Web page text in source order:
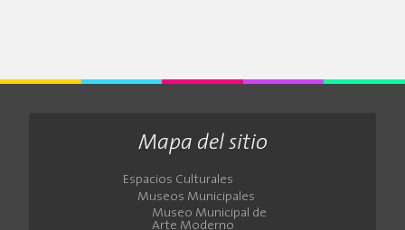
Mapa del sitio
Espacios Culturales
Museos Municipales
Museo Municipal de
Arte Moderno